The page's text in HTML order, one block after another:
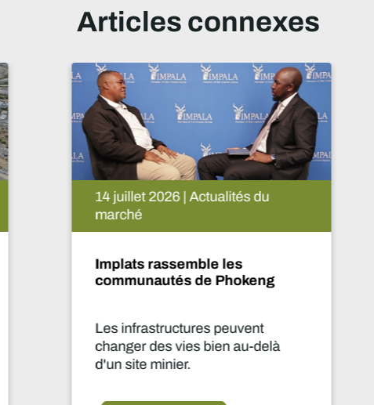
Articles connexes
14 juillet 2026 | Actualités du
marché
Implats rassemble les
communautés de Phokeng
Les infrastructures peuvent
changer des vies bien au-delà
d'un site minier.